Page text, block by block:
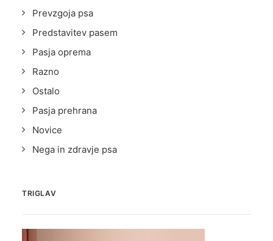
Prevzgoja psa
Predstavitev pasem
Pasja oprema
Razno
Ostalo
Pasja prehrana
Novice
Nega in zdravje psa
TRIGLAV